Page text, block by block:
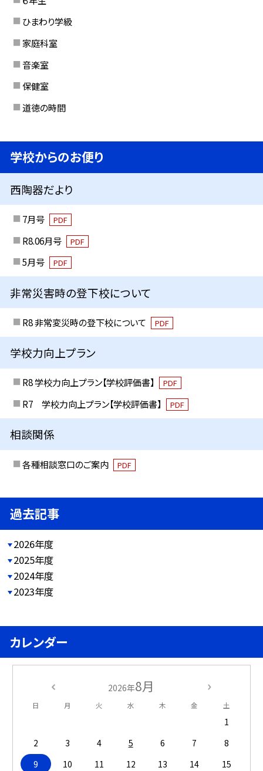
ひまわり学級
家庭科室
音楽室
保健室
道徳の時間
学校からのお便り
西陶器だより
7月号 PDF
R8.06月号 PDF
5月号 PDF
非常災害時の登下校について
R8 非常変災時の登下校について PDF
学校力向上プラン
R8 学校力向上プラン【学校評価書】 PDF
R7 学校力向上プラン【学校評価書】 PDF
相談関係
各種相談窓口のご案内 PDF
過去記事
2026年度
2025年度
2024年度
2023年度
カレンダー
2026年8月
日 月 火 水 木 金 土
1
2
3 4 5 6 7
8
9
10 11 12 13 14
15